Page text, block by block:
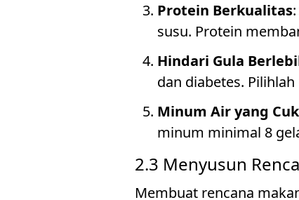
Protein Berkualitas
susu. Protein
Hindari Gula
dan diabetes.
Minum Air yang
minum minimal 8
2.3 Menyusun
Membuat rencana